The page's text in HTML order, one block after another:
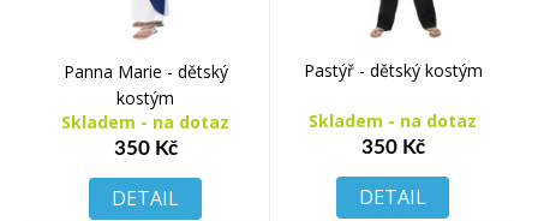
Panna Marie - dětský
kostým
Skladem - na dotaz
350 Kč
DETAIL
Pastýř - dětský kostým
Skladem - na dotaz
350 Kč
DETAIL